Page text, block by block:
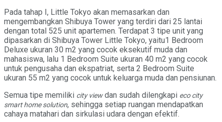
Pada tahap I, Little Tokyo akan memasarkan dan
mengembangkan Shibuya Tower yang terdiri dari 25 lantai
dengan total 525 unit apartemen. Terdapat 3 tipe unit yang
dipasarkan di Shibuya Tower Little Tokyo, yaitu1 Bedroom
Deluxe ukuran 30 m2 yang cocok eksekutif muda dan
mahasiswa, lalu 1 Bedroom Suite ukuran 40 m2 yang cocok
untuk pengusaha dan ekspatriat, serta 2 Bedroom Suite
ukuran 55 m2 yang cocok untuk keluarga muda dan pensiunan.
Semua tipe memiliki city viewdan sudah dilengkapi eco city
smart home solution, sehingga setiap ruangan mendapatkan
cahaya matahari dan sirkulasi udara dengan efektif.